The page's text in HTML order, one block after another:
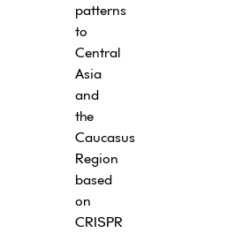
patterns
to
Central
Asia
and
the
Caucasus
Region
based
on
CRISPR